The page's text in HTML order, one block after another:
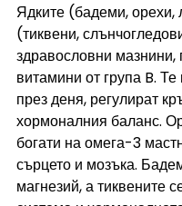
Ядките (бадеми,
(тиквени,
здравословни
витамини от група B.
през деня, регулират
хормоналния баланс.
богати на омега-3
сърцето и мозъка.
магнезий, а тиквените